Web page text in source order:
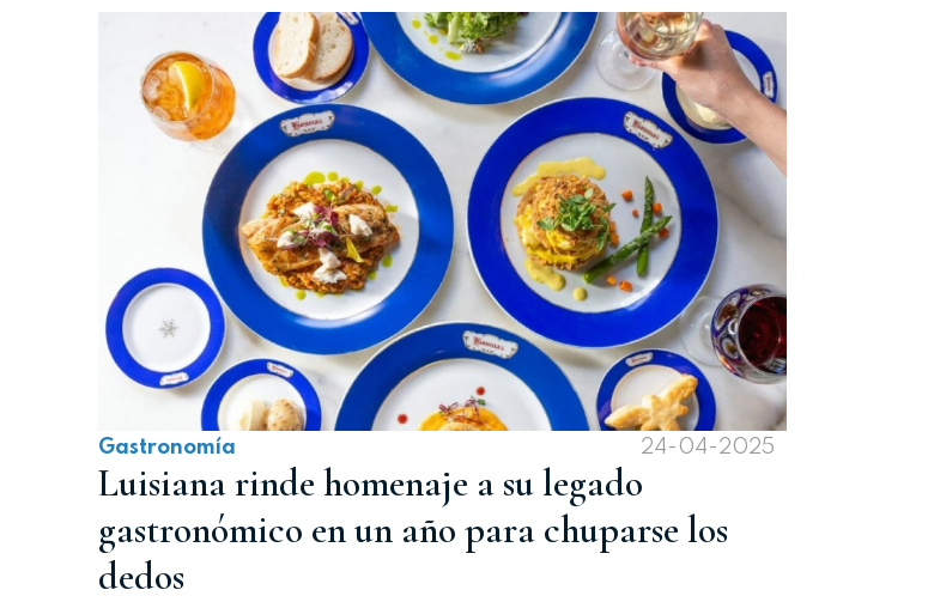
Gastronomía 24-04-2025
Luisiana rinde homenaje a su legado
gastronómico en un año para chuparse los
dedos